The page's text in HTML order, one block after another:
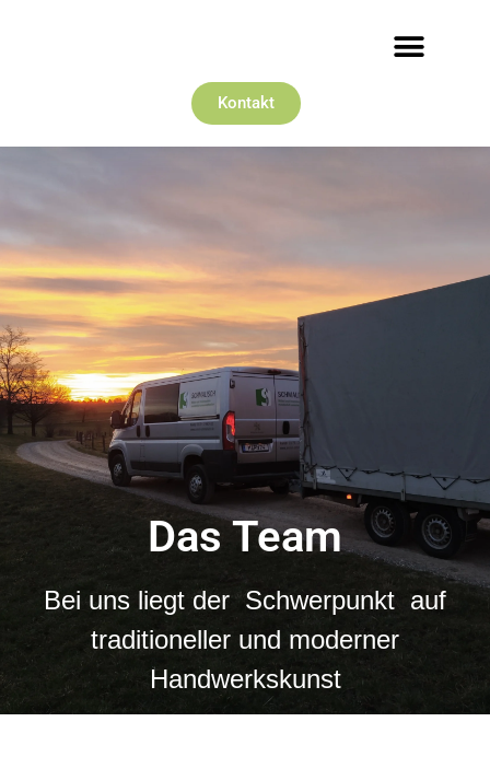
Kontakt
Das Team
Bei uns liegt der Schwerpunkt auf
traditioneller und moderner
Handwerkskunst